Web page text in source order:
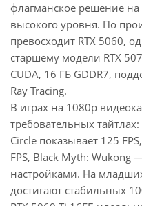
флагманское решение на
высокого уровня. По
превосходит RTX 5060,
старшему модели RTX
CUDA, 16 ГБ GDDR7,
Ray Tracing.
В играх на 1080p
требовательных
Circle показывает 125
FPS, Black Myth: Wukong
настройками. На
достигают стабильных